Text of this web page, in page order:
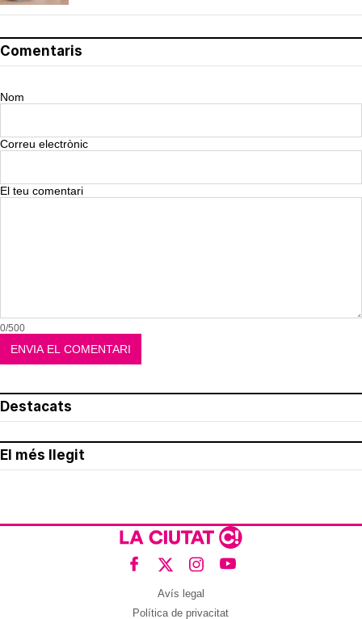
Comentaris
Nom
Correu electrònic
El teu comentari
0/500
Destacats
El més llegit
Avís legal
Política de privacitat